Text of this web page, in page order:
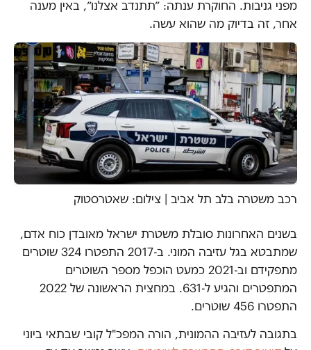
מפני גניבות. החוקרת ענתה: ״תתנדב אצלנו״, באין מענה
אחר, זה בדיוק מה שהוא עשה.
רכב משטרה בלב תל אביב | צילום: שאטרסטוק
בשנים האחרונות סובלת משטרת ישראל מאובדן כוח אדם,
שמתבטא בגל עזיבה המוני. ב-2017 התפטרו 324 שוטרים
מתפקידם וב-2021 כמעט הוכפל מספר השוטרים
המתפטרים והגיע ל-631. במחצית הראשונה של 2022
התפטרו 456 שוטרים.
בתגובה לעזיבה ההמונית, הורה המפכ"ל קובי שבתאי ביוני